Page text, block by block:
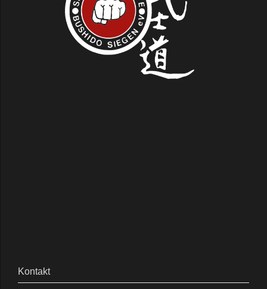
Kontakt